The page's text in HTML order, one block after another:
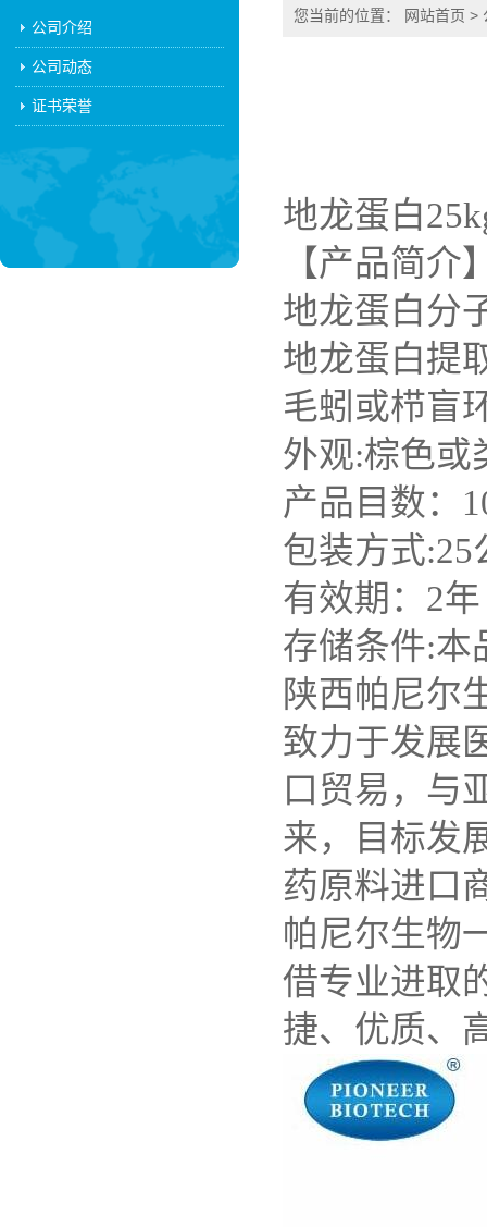
公司介绍
公司动态
证书荣誉
您当前的位置： 网站首页 >
地龙蛋白
【产品简介
地龙蛋白分
地龙蛋白提
毛蚓或栉盲
外观:棕色或
产品目数：
包装方式:25
有效期：2
存储条件:本
陕西帕尼尔
致力于发展
口贸易，与
来，目标发
药原料进口
帕尼尔生物
借专业进取
捷、优质、